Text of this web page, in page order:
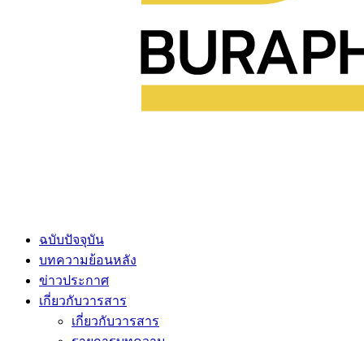
ฉบับปัจจุบัน
บทความย้อนหลัง
ข่าวประกาศ
เกี่ยวกับวารสาร
เกี่ยวกับวารสาร